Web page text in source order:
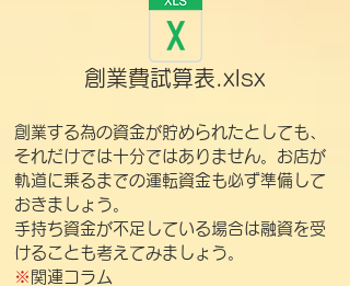
創業費試算表.xlsx
​創業する為の資金が貯められたとしても、
それだけでは十分ではありません。お店が
軌道に乗るまでの運転資金も必ず準備して
おきましょう。
手持ち資金が不足している場合は融資を受
けることも考えてみましょう。
※ 関連コラム